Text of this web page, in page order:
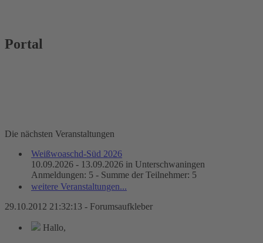
Portal
Die nächsten Veranstaltungen
Weißwoaschd-Süd 2026
10.09.2026 - 13.09.2026 in Unterschwaningen
Anmeldungen: 5 - Summe der Teilnehmer: 5
weitere Veranstaltungen...
29.10.2012 21:32:13 - Forumsaufkleber
Hallo,